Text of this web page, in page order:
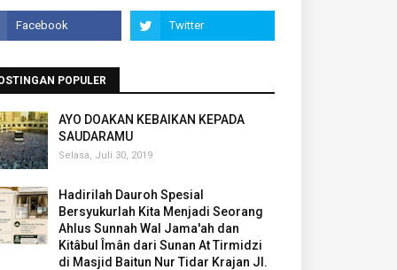
POPULER
AYO DOAKAN KEBAIKAN KEPADA
SAUDARAMU
Selasa, Juli 30, 2019
Hadirilah Dauroh Spesial
Bersyukurlah Kita Menjadi Seorang
Ahlus Sunnah Wal Jama'ah dan
Kitâbul Îmân dari Sunan At Tirmidzi
di Masjid Baitun Nur Tidar Krajan Jl.